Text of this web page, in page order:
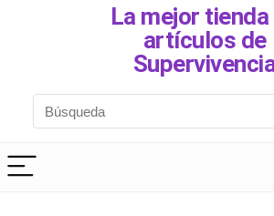
La mejor tienda
artículos de